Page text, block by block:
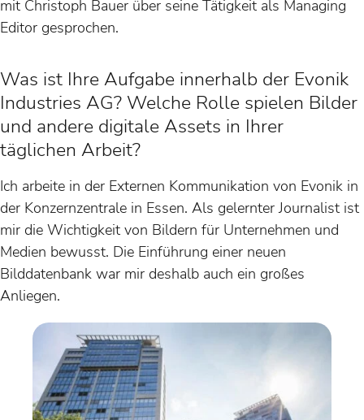
mit Christoph Bauer über seine Tätigkeit als Managing
Editor gesprochen.
Was ist Ihre Aufgabe innerhalb der Evonik
Industries AG? Welche Rolle spielen Bilder
und andere digitale Assets in Ihrer
täglichen Arbeit?
Ich arbeite in der Externen Kommunikation von Evonik in
der Konzernzentrale in Essen. Als gelernter Journalist ist
mir die Wichtigkeit von Bildern für Unternehmen und
Medien bewusst. Die Einführung einer neuen
Bilddatenbank war mir deshalb auch ein großes
Anliegen.